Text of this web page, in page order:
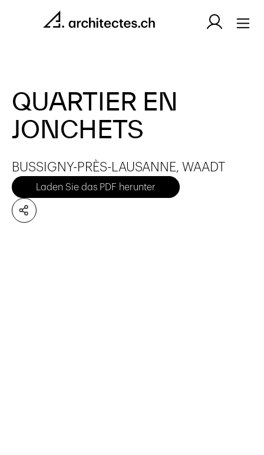
QUARTIER EN
JONCHETS
BUSSIGNY-PRÈS-LAUSANNE, WAADT
Laden Sie das PDF herunter